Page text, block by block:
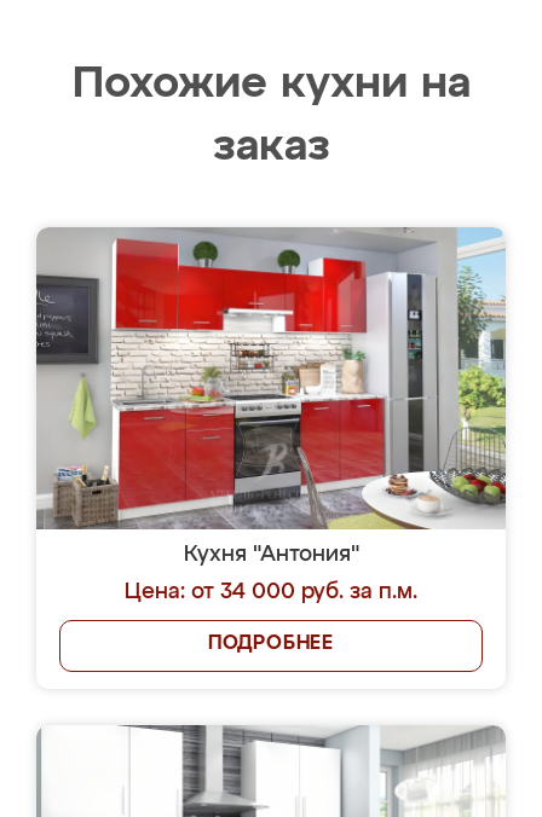
Похожие кухни на
заказ
Кухня "Антония"
Цена: от 34 000 руб. за п.м.
ПОДРОБНЕЕ